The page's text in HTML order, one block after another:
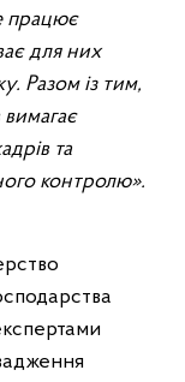
працює
для них
Разом із тим,
та
контролю».